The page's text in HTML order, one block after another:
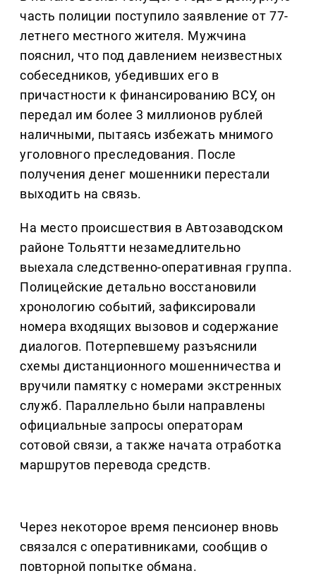
часть полиции поступило заявление от 77-
летнего местного жителя. Мужчина
пояснил, что под давлением неизвестных
собеседников, убедивших его в
причастности к финансированию ВСУ, он
передал им более 3 миллионов рублей
наличными, пытаясь избежать мнимого
уголовного преследования. После
получения денег мошенники перестали
выходить на связь.
На место происшествия в Автозаводском
районе Тольятти незамедлительно
выехала следственно-оперативная группа.
Полицейские детально восстановили
хронологию событий, зафиксировали
номера входящих вызовов и содержание
диалогов. Потерпевшему разъяснили
схемы дистанционного мошенничества и
вручили памятку с номерами экстренных
служб. Параллельно были направлены
официальные запросы операторам
сотовой связи, а также начата отработка
маршрутов перевода средств.
Через некоторое время пенсионер вновь
связался с оперативниками, сообщив о
повторной попытке обмана.